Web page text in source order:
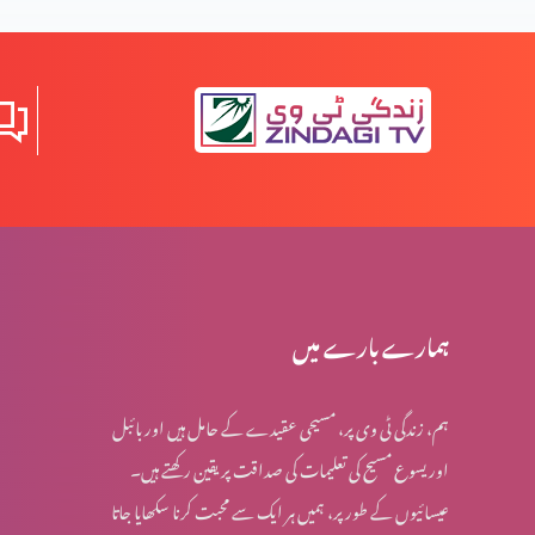
یسعیاہ کی کتاب 53 باب
مسیح کے دشوار فرمودات؟ (حصہ 2)
مسیح کے دشوار فرمودات؟ (حصہ 1)
کیا مسیح کے اقوال اپنی اصل شکل میں ہیں؟
ہمارے بارے میں
ہم، زندگی ٹی وی پر، مسیحی عقیدے کے حامل ہیں اور بائبل
اور یسوع مسیح کی تعلیمات کی صداقت پر یقین رکھتے ہیں۔
عیسائیوں کے طور پر، ہمیں ہر ایک سے محبت کرنا سکھایا جاتا